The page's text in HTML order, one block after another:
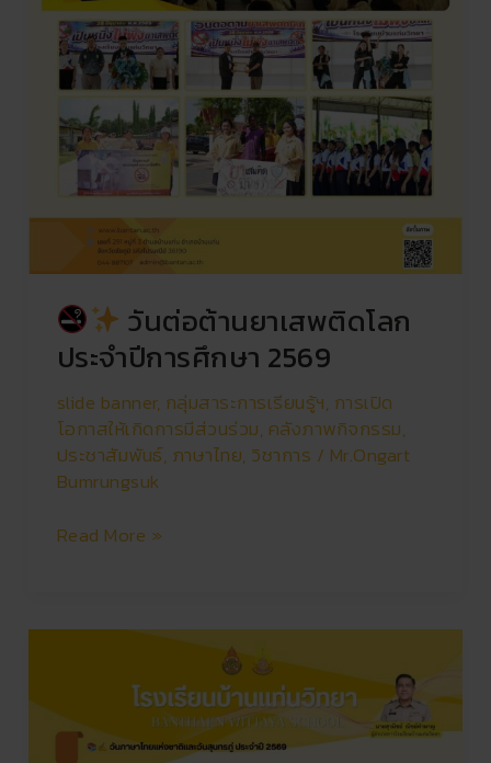
วันต่อต้านยาเสพติดโลก
ประจำปีการศึกษา 2569
slide banner, กลุ่มสาระการเรียนรู้ฯ, การเปิด
โอกาสให้เกิดการมีส่วนร่วม, คลังภาพกิจกรรม,
ประชาสัมพันธ์, ภาษาไทย, วิชาการ / Mr.Ongart
Bumrungsuk
Read More »
ภาษา